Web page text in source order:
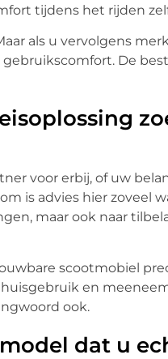
tijdens het rijden
als u vervolgens
De
voor erbij, of uw
is advies hier zoveel
maar ook naar
scootmobiel
en
ook.
dat u